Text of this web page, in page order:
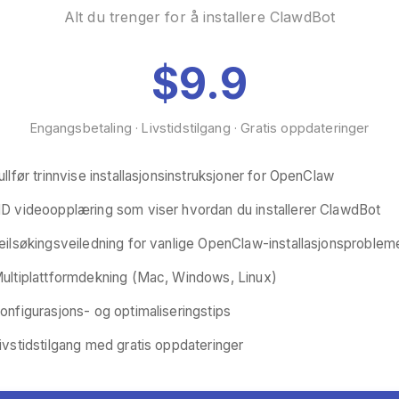
Alt du trenger for å installere ClawdBot
$9.9
Engangsbetaling · Livstidstilgang · Gratis oppdateringer
trinnvise installasjonsinstruksjoner for OpenClaw
videoopplæring som viser hvordan du installerer ClawdBot
for vanlige OpenClaw-
(Mac, Windows, Linux)
og optimaliseringstips
med gratis oppdateringer